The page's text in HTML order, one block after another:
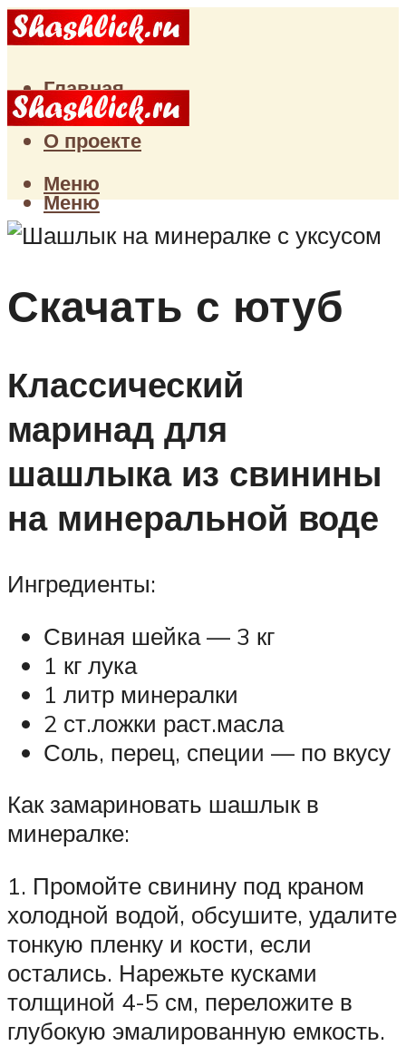
Главная
Статьи
О проекте
Меню
Меню
Скачать с ютуб
Классический
маринад для
шашлыка из свинины
на минеральной воде
Ингредиенты:
Свиная шейка — 3 кг
1 кг лука
1 литр минералки
2 ст.ложки раст.масла
Соль, перец, специи — по вкусу
Как замариновать шашлык в
минералке:
1. Промойте свинину под краном
холодной водой, обсушите, удалите
тонкую пленку и кости, если
остались. Нарежьте кусками
толщиной 4-5 см, переложите в
глубокую эмалированную емкость.